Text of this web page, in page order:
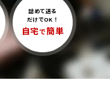
詰めて送る
だけでOK！
自宅で簡単